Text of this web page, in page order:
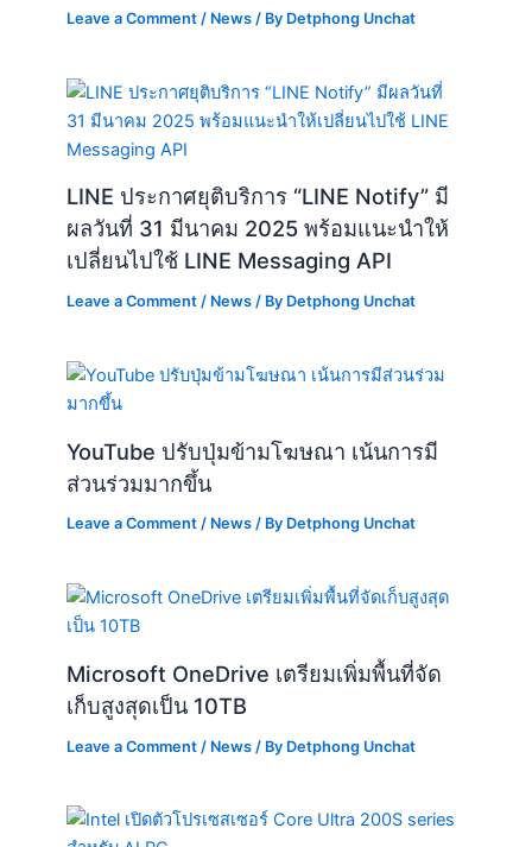
Leave a Comment / News / By Detphong Unchat
LINE ประกาศยุติบริการ “LINE Notify” มี
ผลวันที่ 31 มีนาคม 2025 พร้อมแนะนำให้
เปลี่ยนไปใช้ LINE Messaging API
Leave a Comment / News / By Detphong Unchat
YouTube ปรับปุ่มข้ามโฆษณา เน้นการมี
ส่วนร่วมมากขึ้น
Leave a Comment / News / By Detphong Unchat
Microsoft OneDrive เตรียมเพิ่มพื้นที่จัด
เก็บสูงสุดเป็น 10TB
Leave a Comment / News / By Detphong Unchat